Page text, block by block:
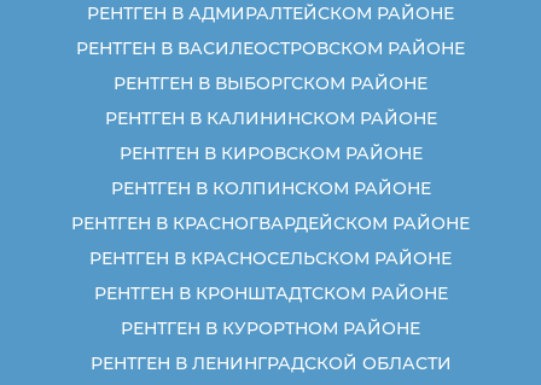
РЕНТГЕН В АДМИРАЛТЕЙСКОМ РАЙОНЕ
РЕНТГЕН В ВАСИЛЕОСТРОВСКОМ РАЙОНЕ
РЕНТГЕН В ВЫБОРГСКОМ РАЙОНЕ
РЕНТГЕН В КАЛИНИНСКОМ РАЙОНЕ
РЕНТГЕН В КИРОВСКОМ РАЙОНЕ
РЕНТГЕН В КОЛПИНСКОМ РАЙОНЕ
РЕНТГЕН В КРАСНОГВАРДЕЙСКОМ РАЙОНЕ
РЕНТГЕН В КРАСНОСЕЛЬСКОМ РАЙОНЕ
РЕНТГЕН В КРОНШТАДТСКОМ РАЙОНЕ
РЕНТГЕН В КУРОРТНОМ РАЙОНЕ
РЕНТГЕН В ЛЕНИНГРАДСКОЙ ОБЛАСТИ